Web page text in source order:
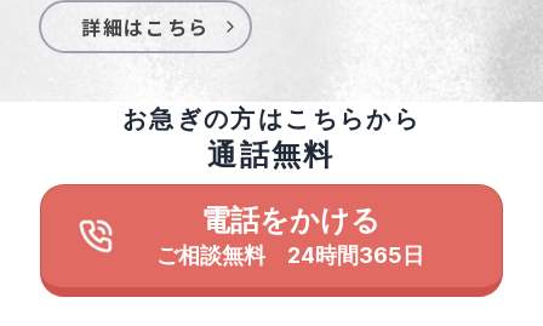
詳細はこちら
お急ぎの方はこちらから
通話無料
電話をかける
ご相談無料 24時間365日